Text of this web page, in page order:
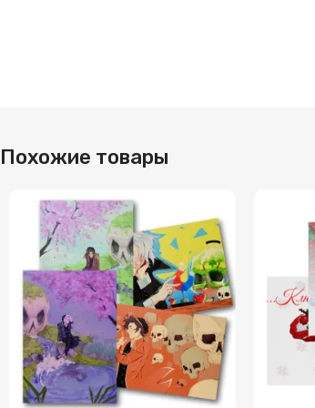
Похожие товары